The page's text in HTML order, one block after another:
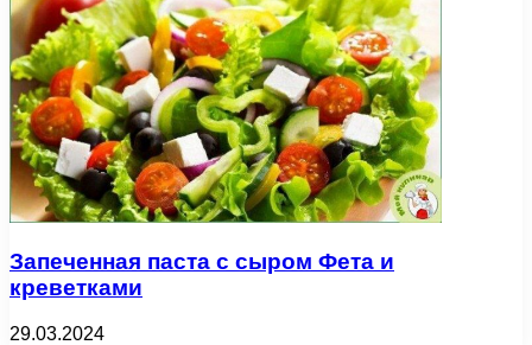
Запеченная паста с сыром Фета и
креветками
29.03.2024